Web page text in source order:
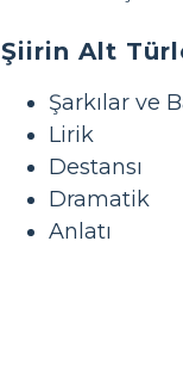
Şiirin Alt
Şarkılar ve
Lirik
Destansı
Dramatik
Anlatı